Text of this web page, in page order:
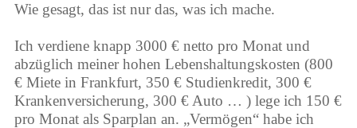
Wie gesagt, das ist nur das, was ich mache.
Ich verdiene knapp 3000 € netto pro Monat und
abzüglich meiner hohen Lebenshaltungskosten (800
€ Miete in Frankfurt, 350 € Studienkredit, 300 €
Krankenversicherung, 300 € Auto … ) lege ich 150 €
pro Monat als Sparplan an. „Vermögen“ habe ich